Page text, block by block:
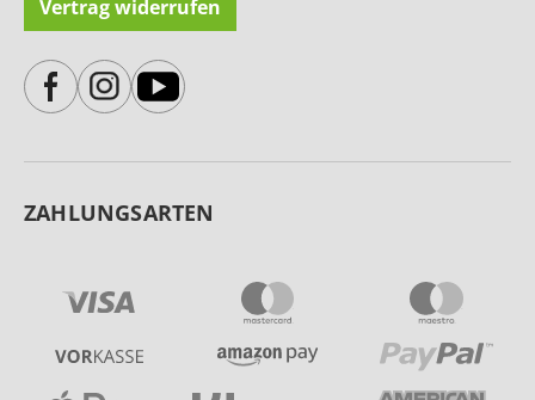
Vertrag widerrufen
ZAHLUNGSARTEN